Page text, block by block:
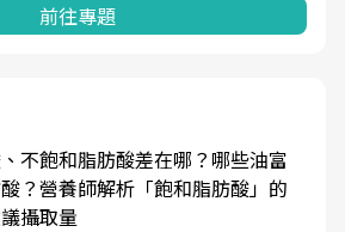
前往專題
不飽和脂肪酸差在哪？哪些油富
？營養師解析「飽和脂肪酸」的
攝取量